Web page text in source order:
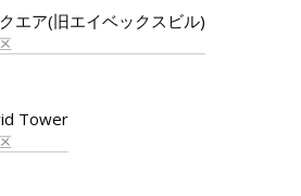
エア(旧エイベックスビル)
Tower